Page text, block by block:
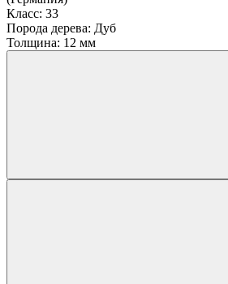
Класс: 33
Порода дерева: Дуб
Толщина: 12 мм